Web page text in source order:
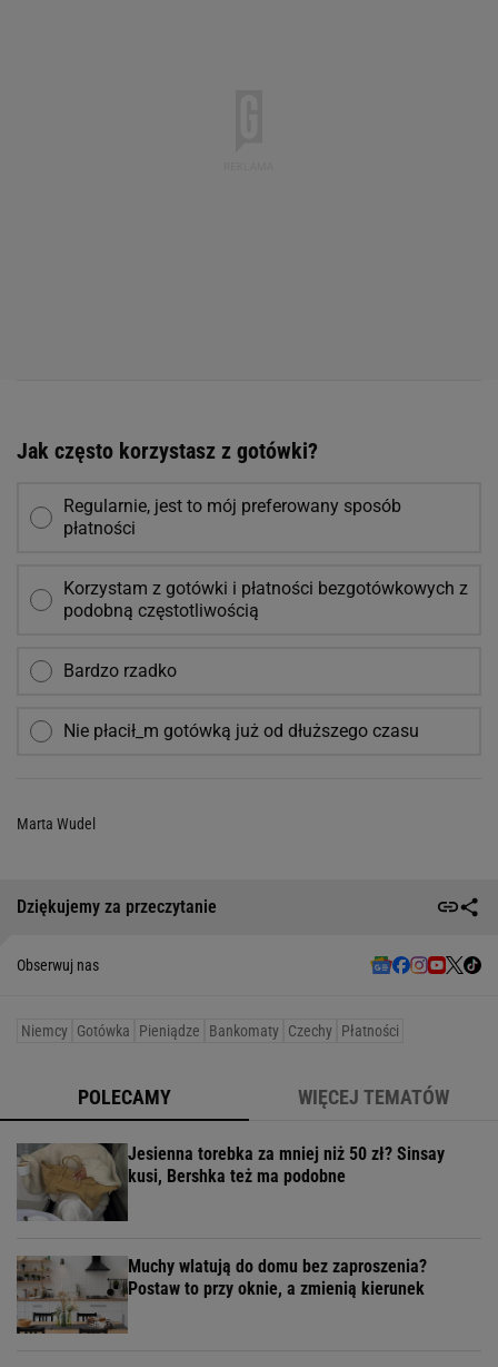
Jak często korzystasz z gotówki?
Regularnie, jest to mój preferowany sposób
płatności
Korzystam z gotówki i płatności bezgotówkowych z
podobną częstotliwością
Bardzo rzadko
Nie płacił_m gotówką już od dłuższego czasu
Marta Wudel
Dziękujemy za przeczytanie
Obserwuj nas
Niemcy Gotówka Pieniądze Bankomaty Czechy Płatności
POLECAMY WIĘCEJ TEMATÓW
Jesienna torebka za mniej niż 50 zł? Sinsay
kusi, Bershka też ma podobne
Muchy wlatują do domu bez zaproszenia?
Postaw to przy oknie, a zmienią kierunek